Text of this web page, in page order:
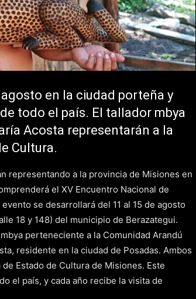
en la ciudad porteña y
todo el país. El tallador mbya
Acosta representarán a la
Cultura.
representando a la provincia de Misiones en
el XV Encuentro Nacional de
se desarrollará del 11 al 15 de agosto
18 y 148) del municipio de Berazategui.
perteneciente a la Comunidad Arandú
residente en la ciudad de Posadas. Ambos
Estado de Cultura de Misiones. Este
el país, y cada año recibe la visita de